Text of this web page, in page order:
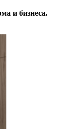
и бизнеса.